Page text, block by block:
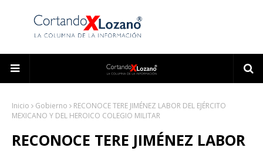
Inicio Gobierno
RECONOCE TERE JIMÉNEZ LABOR DEL EJÉRCITO
MEXICANO Y DEL HEROICO COLEGIO MILITAR
RECONOCE TERE JIMÉNEZ LABOR